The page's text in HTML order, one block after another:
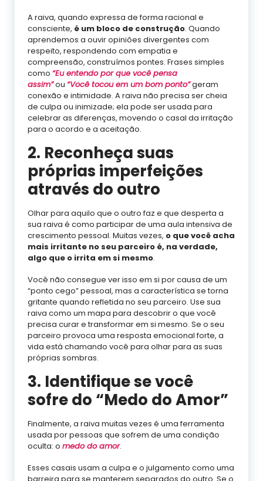
A raiva, quando expressa de forma racional e
consciente, é um bloco de construção. Quando
aprendemos a ouvir opiniões divergentes com
respeito, respondendo com empatia e
compreensão, construímos pontes. Frases simples
como “Eu entendo por que você pensa
assim”ou “Você tocou em um bom ponto”geram
conexão e intimidade. A raiva não precisa ser cheia
de culpa ou inimizade; ela pode ser usada para
celebrar as diferenças, movendo o casal da irritação
para o acordo e a aceitação.
2. Reconheça suas
próprias imperfeições
através do outro
Olhar para aquilo que o outro faz e que desperta a
sua raiva é como participar de uma aula intensiva de
crescimento pessoal. Muitas vezes, o que você acha
mais irritante no seu parceiro é, na verdade,
algo que o irrita em si mesmo.
Você não consegue ver isso em si por causa de um
“ponto cego” pessoal, mas a característica se torna
gritante quando refletida no seu parceiro. Use sua
raiva como um mapa para descobrir o que você
precisa curar e transformar em si mesmo. Se o seu
parceiro provoca uma resposta emocional forte, a
vida está chamando você para olhar para as suas
próprias sombras.
3. Identifique se você
sofre do “Medo do Amor”
Finalmente, a raiva muitas vezes é uma ferramenta
usada por pessoas que sofrem de uma condição
oculta: o medo do amor.
Esses casais usam a culpa e o julgamento como uma